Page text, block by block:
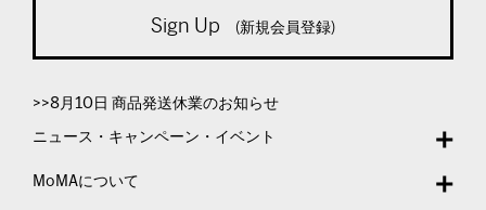
Sign Up (新規会員登録)
>>8月10日 商品発送休業のお知らせ
ニュース・キャンペーン・イベント
MoMAについて